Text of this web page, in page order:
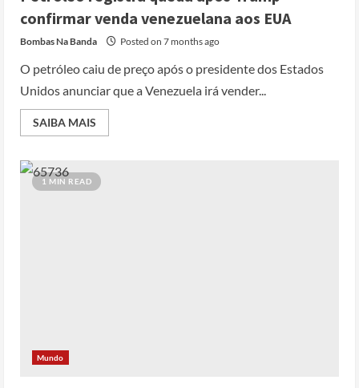
confirmar venda venezuelana aos EUA
Bombas Na Banda Posted on 7 months ago
O petróleo caiu de preço após o presidente dos Estados
Unidos anunciar que a Venezuela irá vender...
SAIBA MAIS
1 MIN READ
Mundo